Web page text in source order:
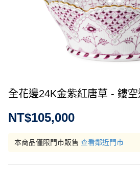
全花邊24K金紫紅唐草 - 鏤
NT$105,000
本商品僅限門市販售 查看鄰近門市